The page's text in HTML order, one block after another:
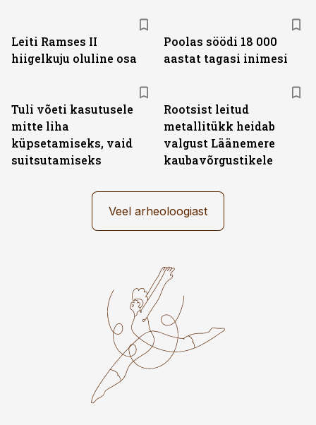
Leiti Ramses II
hiigelkuju oluline osa
Poolas söödi 18 000
aastat tagasi inimesi
Tuli võeti kasutusele
mitte liha
küpsetamiseks, vaid
suitsutamiseks
Rootsist leitud
metallitükk heidab
valgust Läänemere
kaubavõrgustikele
Veel arheoloogiast